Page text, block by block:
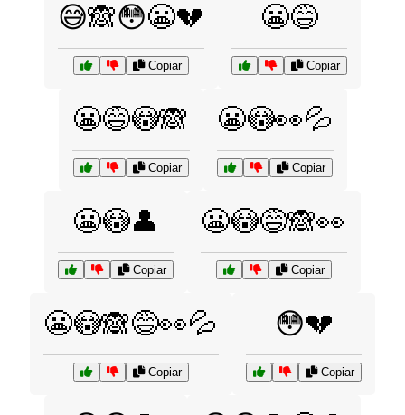
😅🙈😳😬💔
Copiar
😬😅
Copiar
😬😅😳🙈
Copiar
😬😳👀💦
Copiar
😬😳👤
Copiar
😬😳😅🙈👀
Copiar
😬😳🙈😅👀💦
Copiar
😳💔
Copiar